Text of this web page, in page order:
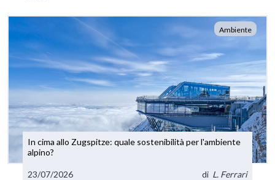
Ambiente
In cima allo Zugspitze: quale sostenibilità per l'ambiente
alpino?
23/07/2026 di L. Ferrari